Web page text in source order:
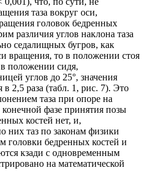
таза вокруг оси,
головок бедренных
различия углов наклона таза
седалищных бугров, как
вращения, то в положении стоя
в положении сидя,
углов до 25°, значения
в 2,5 раза (табл. 1, рис. 7). Это
таза при опоре на
фазе принятия позы
костей нет, и,
них таз по законам физики
головки бедренных костей и
кзади с одновременным
на математической